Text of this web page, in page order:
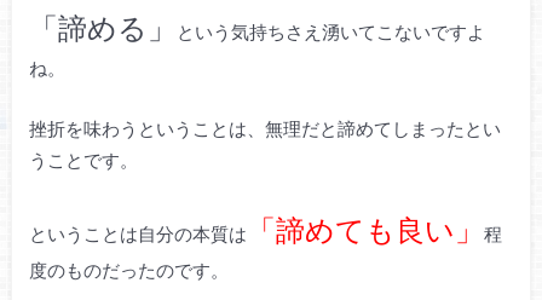
「諦める」
という気持ちさえ湧いてこないですよ
ね。
挫折を味わうということは、無理だと諦めてしまったとい
うことです。
ということは自分の本質は 「諦めても良い」
程
度のものだったのです。